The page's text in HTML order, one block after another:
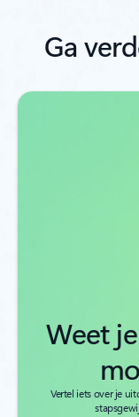
Ga
Weet
Vertel iets over je